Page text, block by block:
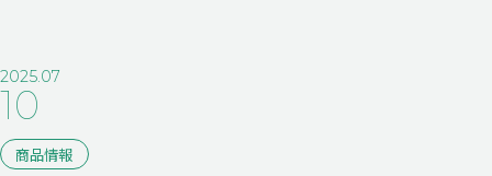
2025.07
10
商品情報